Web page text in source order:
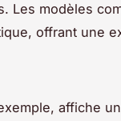
Les modèles
offrant une
affiche